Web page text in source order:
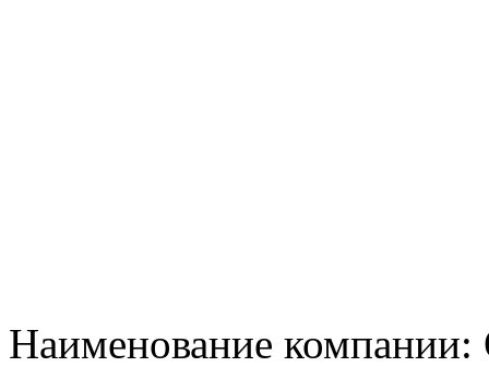
Наименование